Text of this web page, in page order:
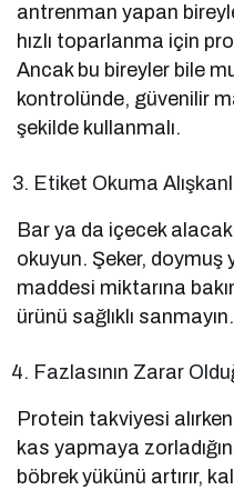
antrenman yapan
hızlı toparlanma için
Ancak bu bireyler bile
kontrolünde, güvenilir
şekilde kullanmalı.
Etiket Okuma
Bar ya da içecek
okuyun. Şeker, doymuş
maddesi miktarına
ürünü sağlıklı sanmayın.
Fazlasının Zarar
Protein takviyesi
kas yapmaya
böbrek yükünü artırır,